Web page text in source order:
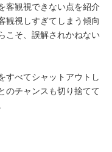
客観視できない点を紹介
観視しすぎてしまう傾向
こそ、誤解されかねない
すべてシャットアウトし
のチャンスも切り捨てて